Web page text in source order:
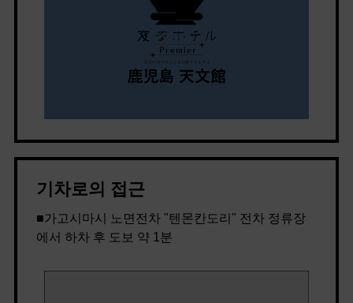
기차로의 접근
■가고시마시 노면전차 "텐몬칸도리" 전차 정류장
에서 하차 후 도보 약 1분